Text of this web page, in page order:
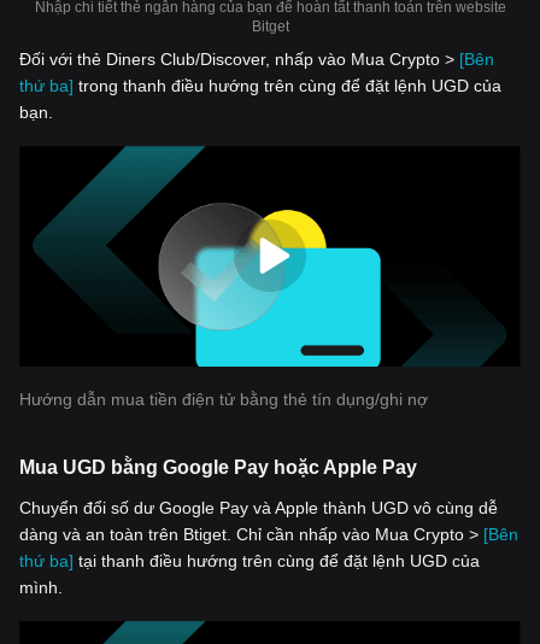
Nhập chi tiết thẻ ngân hàng của bạn để hoàn tất thanh toán trên website
Bitget
Đối với thẻ Diners Club/Discover, nhấp vào Mua Crypto > [Bên
thứ ba] trong thanh điều hướng trên cùng để đặt lệnh UGD của
bạn.
Hướng dẫn mua tiền điện tử bằng thẻ tín dụng/ghi nợ
Mua UGD bằng Google Pay hoặc Apple Pay
Chuyển đổi số dư Google Pay và Apple thành UGD vô cùng dễ
dàng và an toàn trên Btiget. Chỉ cần nhấp vào Mua Crypto > [Bên
thứ ba] tại thanh điều hướng trên cùng để đặt lệnh UGD của
mình.